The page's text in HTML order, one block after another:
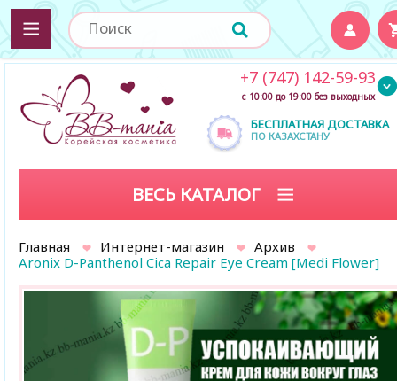
БЕСПЛАТНАЯ ДОСТАВКА
ПО КАЗАХСТАНУ
+7 (747) 142-59-93
с 10:00 до 19:00 без выходных
ВЕСЬ КАТАЛОГ
Главная Интернет-магазин
Архив
Aronix D-Panthenol Cica Repair Eye Cream [Medi Flower]